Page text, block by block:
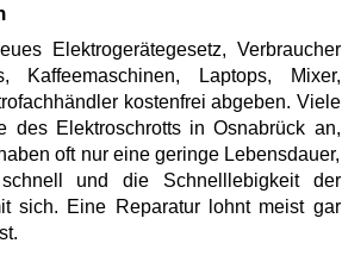
Elektrogerätegesetz, Verbraucher
Laptops, Mixer,
kostenfrei abgeben. Viele
des Elektroschrotts in Osnabrück an,
oft nur eine geringe Lebensdauer,
und die Schnelllebigkeit der
sich. Eine Reparatur lohnt meist gar